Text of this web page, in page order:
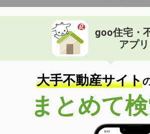
goo住宅・
アプリ
大手不動産サイト
まとめて検